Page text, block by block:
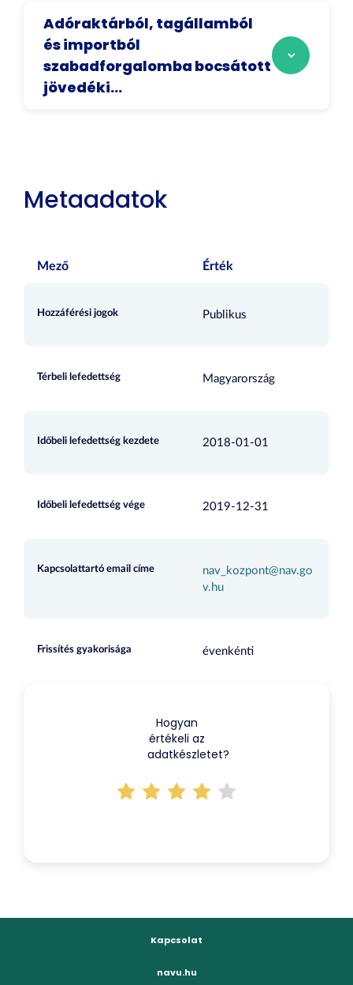
Adóraktárból, tagállamból
és importból
szabadforgalomba bocsátott
jövedéki...
Metaadatok
Mező Érték
Hozzáférési jogok Publikus
Térbeli lefedettség Magyarország
Időbeli lefedettség kezdete 2018-01-01
Időbeli lefedettség vége 2019-12-31
Kapcsolattartó email címe
nav_kozpont@nav.go
v.hu
Frissítés gyakorisága évenkénti
Hogyan
értékeli az
adatkészletet?
Kapcsolat
navu.hu